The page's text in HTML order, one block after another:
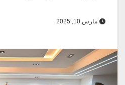
مارس 10, 2025